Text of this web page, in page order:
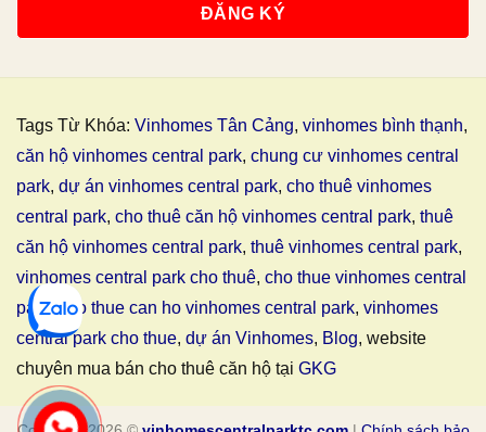
Tags Từ Khóa: Vinhomes Tân Cảng, vinhomes bình thạnh,
căn hộ vinhomes central park, chung cư vinhomes central
park, dự án vinhomes central park, cho thuê vinhomes
central park, cho thuê căn hộ vinhomes central park, thuê
căn hộ vinhomes central park, thuê vinhomes central park,
vinhomes central park cho thuê, cho thue vinhomes central
park,cho thue can ho vinhomes central park, vinhomes
central park cho thue, dự án Vinhomes, Blog, website
chuyên mua bán cho thuê căn hộ tại GKG